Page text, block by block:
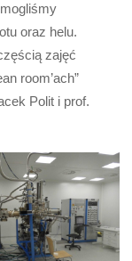
oraz helu.
zajęć
room’ach”
Polit i prof.